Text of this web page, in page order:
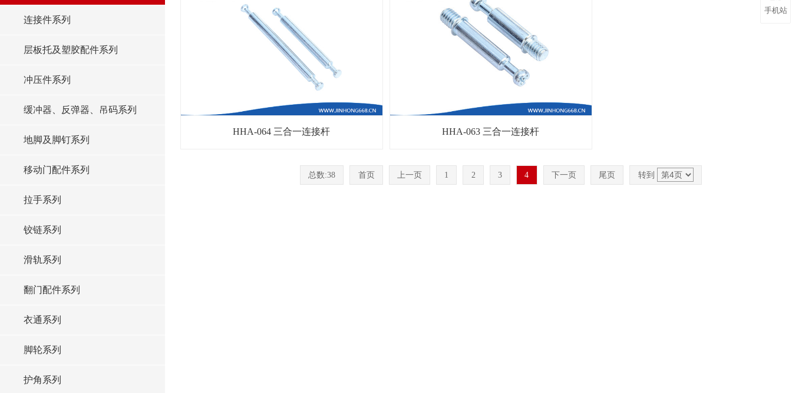
连接件系列
层板托及塑胶配件系列
冲压件系列
缓冲器、反弹器、吊码系列
地脚及脚钉系列
移动门配件系列
拉手系列
铰链系列
滑轨系列
翻门配件系列
衣通系列
脚轮系列
护角系列
HHA-064 三合一连接杆 HHA-063 三合一连接杆
总数:38 首页 上一页 1 2 3 4 下一页 尾页 转到
手机站